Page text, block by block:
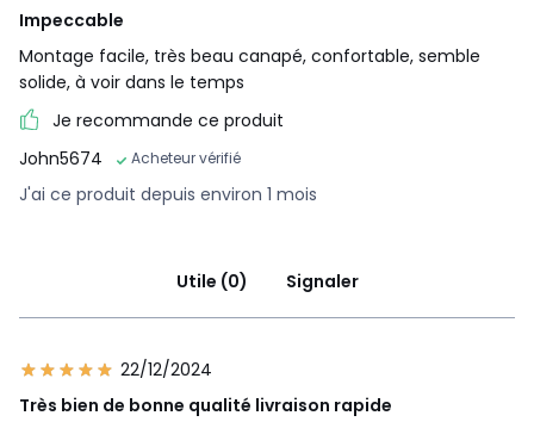
Impeccable
Montage facile, très beau canapé, confortable, semble
solide, à voir dans le temps
Je recommande ce produit
John5674
Acheteur vérifié
J'ai ce produit depuis environ 1 mois
Utile (0) Signaler
22/12/2024
Très bien de bonne qualité livraison rapide